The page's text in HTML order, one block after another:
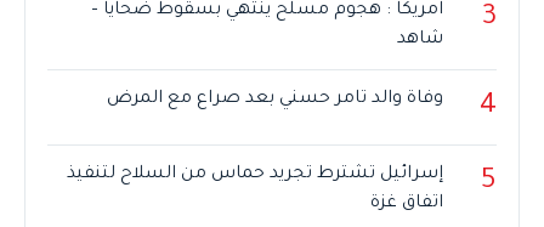
3
امريكا : هجوم مسلح ينتهي بسقوط ضحايا –
شاهد
4 وفاة والد تامر حسني بعد صراع مع المرض
5
إسرائيل تشترط تجريد حماس من السلاح لتنفيذ
اتفاق غزة